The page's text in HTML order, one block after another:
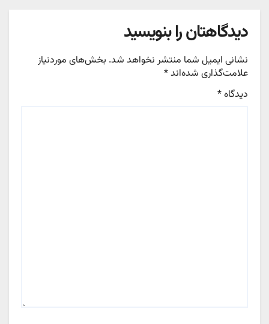
دیدگاهتان را بنویسید
نشانی ایمیل شما منتشر نخواهد شد. بخش‌های موردنیاز
علامت‌گذاری شده‌اند*
دیدگاه*